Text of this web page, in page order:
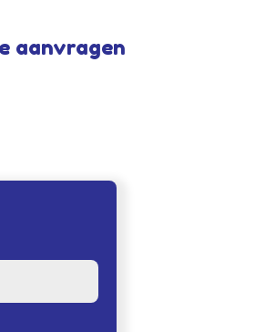
aanvragen